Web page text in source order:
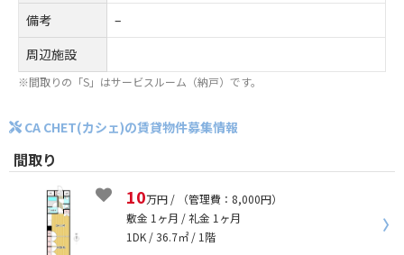
備考
–
周辺施設
※間取りの「S」はサービスルーム（納戸）です。
CA CHET(カシェ)の賃貸物件募集情報
間取り
10万円 / （管理費：8,000円）
敷金 1ヶ月 / 礼金 1ヶ月
1DK / 36.7㎡ / 1階